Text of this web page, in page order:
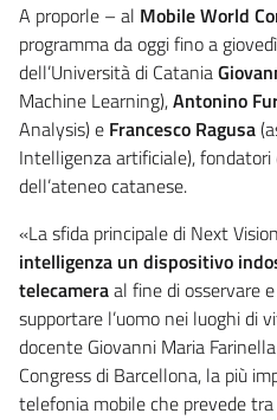
A proporle – al Mobile World
programma da oggi fino a
dell’Università di Catania
Machine Learning),Antonino
Analysis) e Francesco Ragusa
Intelligenza artificiale), fondatori
dell’ateneo catanese.
«La sfida principale di Next
intelligenza un dispositivo
telecameraal fine di osservare
supportare l’uomo nei luoghi di
docente Giovanni Maria
Congress di Barcellona, la più
telefonia mobile che prevede